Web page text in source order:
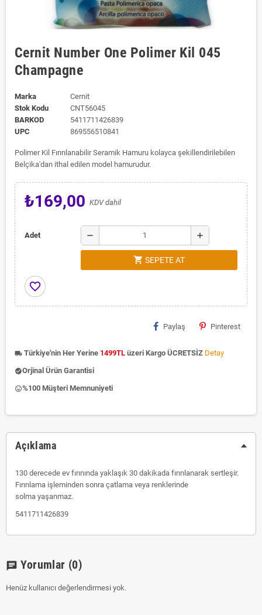
Cernit Number One Polimer Kil 045
Champagne
Marka
Cernit
Stok Kodu
CNT56045
BARKOD
5411711426839
UPC
869556510841
Polimer Kil Fırınlanabilir Seramik Hamuru kolayca şekillendirilebilen
Belçika'dan ithal edilen model hamurudur.
₺169,00 KDV dahil
Adet remove add
shopping_cart SEPETE AT
favorite_border
Paylaş Pinterest
local_shipping Türkiye'nin Her Yerine 1499TL üzeri Kargo ÜCRETSİZ Detay
check_circleOrjinal Ürün Garantisi
insert_emoticon%100 Müşteri Memnuniyeti
Açıklama
130 derecede ev fırınında yaklaşık 30 dakikada fırınlanarak sertleşir.
Fırınlama işleminden sonra çatlama veya renklerinde
solma yaşanmaz.
5411711426839
chat Yorumlar (0)
Henüz kullanıcı değerlendirmesi yok.